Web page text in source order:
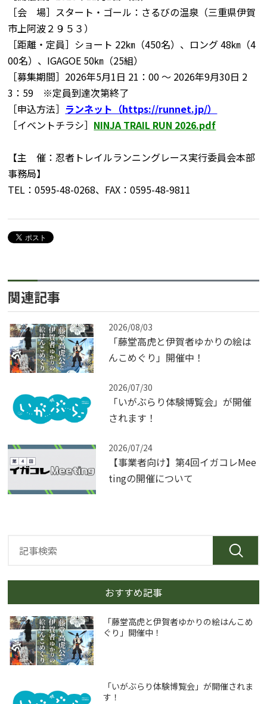
［会 場］スタート・ゴール：さるびの温泉（三重県伊賀
市上阿波２９５３）
［距離・定員］ショート 22㎞（450名）、ロング 48㎞（4
00名）、IGAGOE 50㎞（25組）
［募集期間］2026年5月1日 21：00 ～ 2026年9月30日 2
3：59 ※定員到達次第終了
［申込方法］ ランネット（https://runnet.jp/）
［イベントチラシ］ NINJA TRAIL RUN 2026.pdf
【主 催：忍者トレイルランニングレース実行委員会本部
事務局】
TEL：0595-48-0268、FAX：0595-48-9811
関連記事
2026/08/03
「藤堂高虎と伊賀者ゆかりの絵は
んこめぐり」開催中！
2026/07/30
「いがぶらり体験博覧会」が開催
されます！
2026/07/24
【事業者向け】第4回イガコレMee
tingの開催について
おすすめ記事
「藤堂高虎と伊賀者ゆかりの絵はんこめ
ぐり」開催中！
「いがぶらり体験博覧会」が開催されま
す！